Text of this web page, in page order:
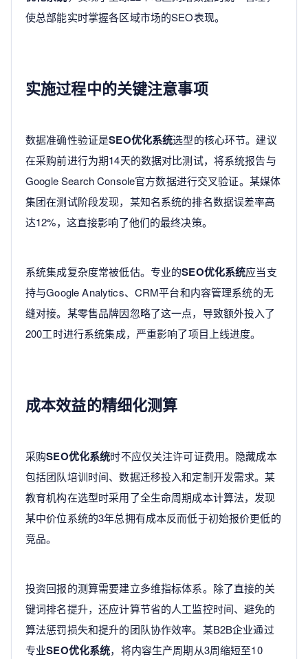
使总部能实时掌握各区域市场的SEO表现。
实施过程中的关键注意事项
数据准确性验证是SEO优化系统选型的核心环节。建议
在采购前进行为期14天的数据对比测试，将系统报告与
Google Search Console官方数据进行交叉验证。某媒体
集团在测试阶段发现，某知名系统的排名数据误差率高
达12%，这直接影响了他们的最终决策。
系统集成复杂度常被低估。专业的SEO优化系统应当支
持与Google Analytics、CRM平台和内容管理系统的无
缝对接。某零售品牌因忽略了这一点，导致额外投入了
200工时进行系统集成，严重影响了项目上线进度。
成本效益的精细化测算
采购SEO优化系统时不应仅关注许可证费用。隐藏成本
包括团队培训时间、数据迁移投入和定制开发需求。某
教育机构在选型时采用了全生命周期成本计算法，发现
某中价位系统的3年总拥有成本反而低于初始报价更低的
竞品。
投资回报的测算需要建立多维指标体系。除了直接的关
键词排名提升，还应计算节省的人工监控时间、避免的
算法惩罚损失和提升的团队协作效率。某B2B企业通过
专业SEO优化系统，将内容生产周期从3周缩短至10